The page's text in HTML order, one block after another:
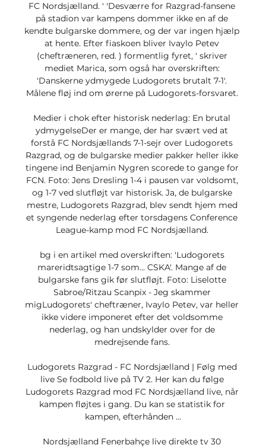
FC Nordsjælland. ' 'Desværre for Razgrad-fansene
på stadion var kampens dommer ikke en af de
kendte bulgarske dommere, og der var ingen hjælp
at hente. Efter fiaskoen bliver Ivaylo Petev
(cheftræneren, red. ) formentlig fyret, ' skriver
mediet Marica, som også har overskriften:
'Danskerne ydmygede Ludogorets brutalt 7-1'.
Målene fløj ind om ørerne på Ludogorets-forsvaret.
Medier i chok efter historisk nederlag: En brutal
ydmygelseDer er mange, der har svært ved at
forstå FC Nordsjællands 7-1-sejr over Ludogorets
Razgrad, og de bulgarske medier pakker heller ikke
tingene ind Benjamin Nygren scorede to gange for
FCN. Foto: Jens Dresling 1-4 i pausen var voldsomt,
og 1-7 ved slutfløjt var historisk. Ja, de bulgarske
mestre, Ludogorets Razgrad, blev sendt hjem med
et syngende nederlag efter torsdagens Conference
League-kamp mod FC Nordsjælland.
bg i en artikel med overskriften: 'Ludogorets
mareridtsagtige 1-7 som... CSKA'. Mange af de
bulgarske fans gik før slutfløjt. Foto: Liselotte
Sabroe/Ritzau Scanpix - Jeg skammer
migLudogorets' cheftræner, Ivaylo Petev, var heller
ikke videre imponeret efter det voldsomme
nederlag, og han undskylder over for de
medrejsende fans.
Ludogorets Razgrad - FC Nordsjælland | Følg med
live Se fodbold live på TV 2. Her kan du følge
Ludogorets Razgrad mod FC Nordsjælland live, når
kampen fløjtes i gang. Du kan se statistik for
kampen, efterhånden ...
Nordsjælland Fenerbahçe live direkte tv 30